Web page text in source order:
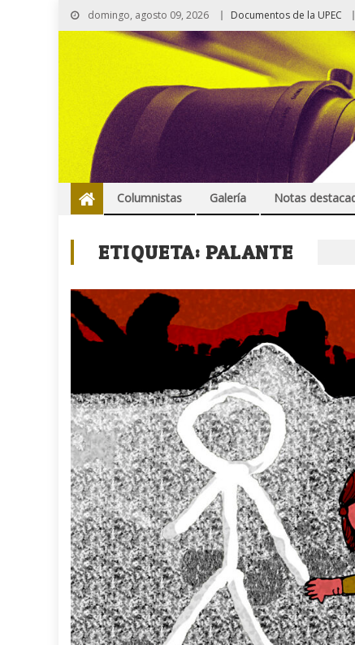
domingo, agosto 09, 2026 Documentos de la UPEC
Columnistas Galería Notas
ETIQUETA: PALANTE